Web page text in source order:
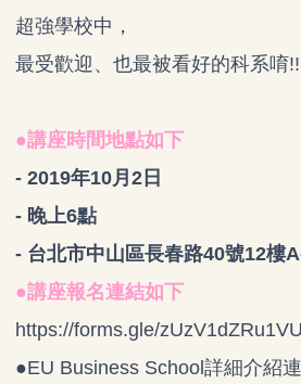
超強學校中，
最受歡迎、也最被看好的科系唷!!
●講座時間地點如下
- 2019年10月2日
- 晚上6點
- 台北市中山區長春路40號12樓
●講座報名連結如下
https://forms.gle/
●EU Business School詳細介紹